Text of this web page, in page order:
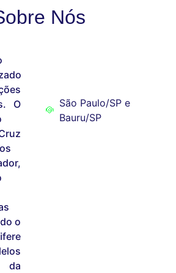
Nós
O
o
da
São Paulo/SP e
Bauru/SP